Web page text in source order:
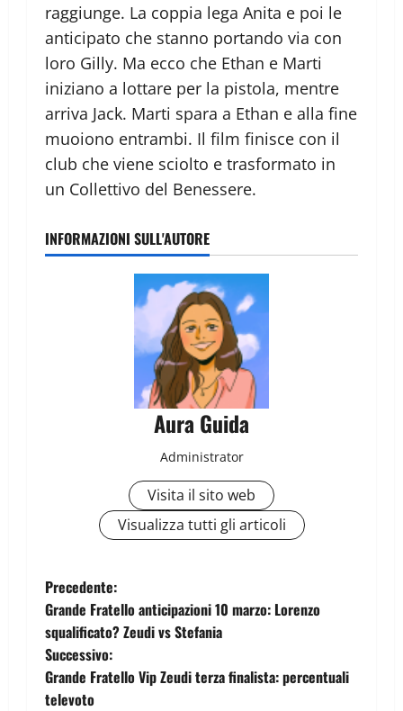
raggiunge. La coppia lega Anita e poi le
anticipato che stanno portando via con
loro Gilly. Ma ecco che Ethan e Marti
iniziano a lottare per la pistola, mentre
arriva Jack. Marti spara a Ethan e alla fine
muoiono entrambi. Il film finisce con il
club che viene sciolto e trasformato in
un Collettivo del Benessere.
INFORMAZIONI SULL'AUTORE
Aura Guida
Administrator
Visita il sito web
Visualizza tutti gli articoli
Precedente:
Grande Fratello anticipazioni 10 marzo: Lorenzo
squalificato? Zeudi vs Stefania
Successivo:
Grande Fratello Vip Zeudi terza finalista: percentuali
televoto